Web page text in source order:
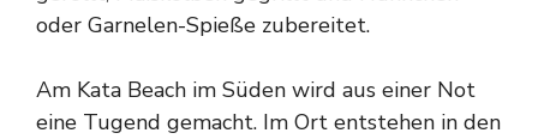
oder Garnelen-Spieße zubereitet.
Am Kata Beach im Süden wird aus einer Not
eine Tugend gemacht. Im Ort entstehen in den